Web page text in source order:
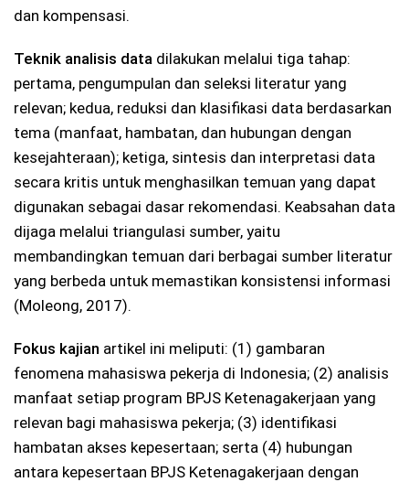
dan kompensasi.
Teknik analisis data dilakukan melalui tiga tahap:
pertama, pengumpulan dan seleksi literatur yang
relevan; kedua, reduksi dan klasifikasi data berdasarkan
tema (manfaat, hambatan, dan hubungan dengan
kesejahteraan); ketiga, sintesis dan interpretasi data
secara kritis untuk menghasilkan temuan yang dapat
digunakan sebagai dasar rekomendasi. Keabsahan data
dijaga melalui triangulasi sumber, yaitu
membandingkan temuan dari berbagai sumber literatur
yang berbeda untuk memastikan konsistensi informasi
(Moleong, 2017).
Fokus kajian artikel ini meliputi: (1) gambaran
fenomena mahasiswa pekerja di Indonesia; (2) analisis
manfaat setiap program BPJS Ketenagakerjaan yang
relevan bagi mahasiswa pekerja; (3) identifikasi
hambatan akses kepesertaan; serta (4) hubungan
antara kepesertaan BPJS Ketenagakerjaan dengan